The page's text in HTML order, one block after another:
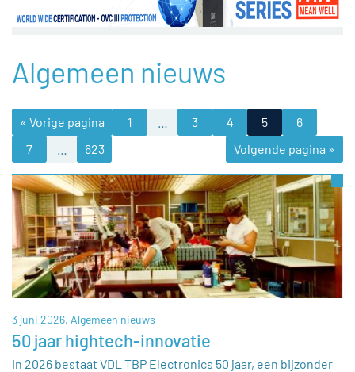
Algemeen nieuws
« Vorige pagina 1 3 4 5
6
7
623 Volgende pagina »
3 juni 2026, Algemeen nieuws
50 jaar hightech-innovatie
In 2026 bestaat VDL TBP Electronics 50 jaar, een bijzonder